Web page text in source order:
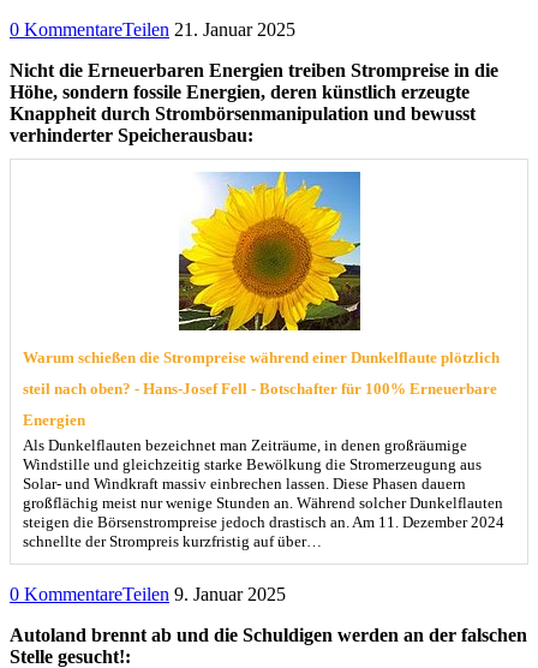
0 KommentareTeilen 21. Januar 2025
Nicht die Erneuerbaren Energien treiben Strompreise in die
Höhe, sondern fossile Energien, deren künstlich erzeugte
Knappheit durch Strombörsenmanipulation und bewusst
verhinderter Speicherausbau:
Warum schießen die Strompreise während einer Dunkelflaute plötzlich
steil nach oben? - Hans-Josef Fell - Botschafter für 100% Erneuerbare
Energien
Als Dunkelflauten bezeichnet man Zeiträume, in denen großräumige
Windstille und gleichzeitig starke Bewölkung die Stromerzeugung aus
Solar- und Windkraft massiv einbrechen lassen. Diese Phasen dauern
großflächig meist nur wenige Stunden an. Während solcher Dunkelflauten
steigen die Börsenstrompreise jedoch drastisch an. Am 11. Dezember 2024
schnellte der Strompreis kurzfristig auf über…
0 KommentareTeilen 9. Januar 2025
Autoland brennt ab und die Schuldigen werden an der falschen
Stelle gesucht!: